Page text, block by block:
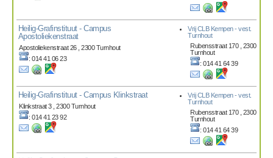
Heilig-Grafinstituut - Campus
Apostoliekenstraat
Apostoliekenstraat 26 , 2300 Turnhout
: 014 41 06 23
Vrij CLB Kempen - vest.
Turnhout
Rubensstraat 170 , 2300
Turnhout
: 014 41 64 39
Heilig-Grafinstituut - Campus Klinkstraat
Klinkstraat 3 , 2300 Turnhout
: 014 41 23 92
Vrij CLB Kempen - vest.
Turnhout
Rubensstraat 170 , 2300
Turnhout
: 014 41 64 39